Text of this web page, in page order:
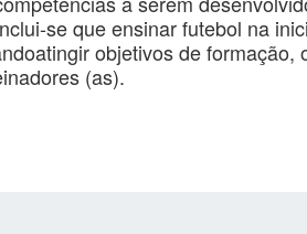
se que ensinar futebol na
objetivos de formação,
(as).